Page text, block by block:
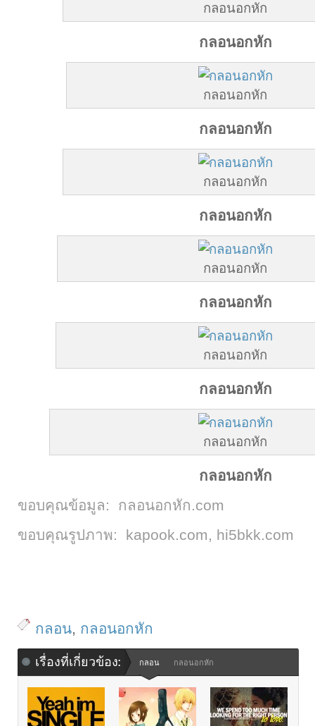
กลอนอกหัก
กลอนอกหัก
กลอนอกหัก
กลอนอกหัก
กลอนอกหัก
กลอนอกหัก
กลอนอกหัก
กลอนอกหัก
กลอนอกหัก
กลอนอกหัก
กลอนอกหัก
กลอนอกหัก
ขอบคุณข้อมูล: กลอนอกหัก.com
ขอบคุณรูปภาพ: kapook.com, hi5bkk.com
กลอน, กลอนอกหัก
เรื่องที่เกี่ยวข้อง: กลอน กลอนอกหัก